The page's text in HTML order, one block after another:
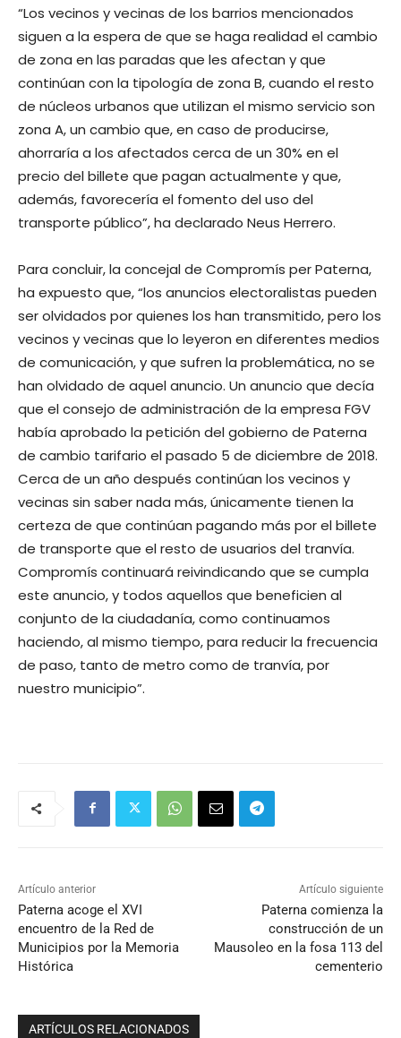
“Los vecinos y vecinas de los barrios mencionados
siguen a la espera de que se haga realidad el cambio
de zona en las paradas que les afectan y que
continúan con la tipología de zona B, cuando el resto
de núcleos urbanos que utilizan el mismo servicio son
zona A, un cambio que, en caso de producirse,
ahorraría a los afectados cerca de un 30% en el
precio del billete que pagan actualmente y que,
además, favorecería el fomento del uso del
transporte público”, ha declarado Neus Herrero.
Para concluir, la concejal de Compromís per Paterna,
ha expuesto que, “los anuncios electoralistas pueden
ser olvidados por quienes los han transmitido, pero los
vecinos y vecinas que lo leyeron en diferentes medios
de comunicación, y que sufren la problemática, no se
han olvidado de aquel anuncio. Un anuncio que decía
que el consejo de administración de la empresa FGV
había aprobado la petición del gobierno de Paterna
de cambio tarifario el pasado 5 de diciembre de 2018.
Cerca de un año después continúan los vecinos y
vecinas sin saber nada más, únicamente tienen la
certeza de que continúan pagando más por el billete
de transporte que el resto de usuarios del tranvía.
Compromís continuará reivindicando que se cumpla
este anuncio, y todos aquellos que beneficien al
conjunto de la ciudadanía, como continuamos
haciendo, al mismo tiempo, para reducir la frecuencia
de paso, tanto de metro como de tranvía, por
nuestro municipio”.
Artículo anterior
Paterna acoge el XVI
encuentro de la Red de
Municipios por la Memoria
Histórica
Artículo siguiente
Paterna comienza la
construcción de un
Mausoleo en la fosa 113 del
cementerio
ARTÍCULOS RELACIONADOS